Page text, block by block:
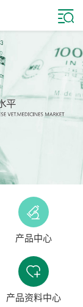
产品中心
产品资料中心